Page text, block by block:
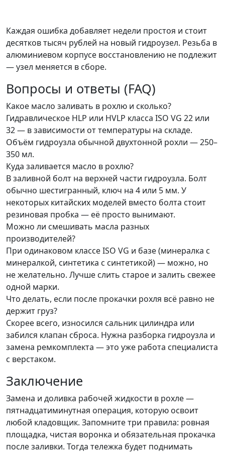
Каждая ошибка добавляет недели простоя и стоит
десятков тысяч рублей на новый гидроузел. Резьба в
алюминиевом корпусе восстановлению не подлежит
— узел меняется в сборе.
Вопросы и ответы (FAQ)
Какое масло заливать в рохлю и сколько?
Гидравлическое HLP или HVLP класса ISO VG 22 или
32 — в зависимости от температуры на складе.
Объём гидроузла обычной двухтонной рохли — 250–
350 мл.
Куда заливается масло в рохлю?
В заливной болт на верхней части гидроузла. Болт
обычно шестигранный, ключ на 4 или 5 мм. У
некоторых китайских моделей вместо болта стоит
резиновая пробка — её просто вынимают.
Можно ли смешивать масла разных
производителей?
При одинаковом классе ISO VG и базе (минералка с
минералкой, синтетика с синтетикой) — можно, но
не желательно. Лучше слить старое и залить свежее
одной марки.
Что делать, если после прокачки рохля всё равно не
держит груз?
Скорее всего, износился сальник цилиндра или
забился клапан сброса. Нужна разборка гидроузла и
замена ремкомплекта — это уже работа специалиста
с верстаком.
Заключение
Замена и доливка рабочей жидкости в рохле —
пятнадцатиминутная операция, которую освоит
любой кладовщик. Запомните три правила: ровная
площадка, чистая воронка и обязательная прокачка
после заливки. Тогда тележка будет поднимать